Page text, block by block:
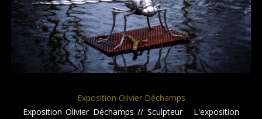
Exposition Olivier Déchamps
Exposition Olivier Déchamps // Sculpteur L'exposition